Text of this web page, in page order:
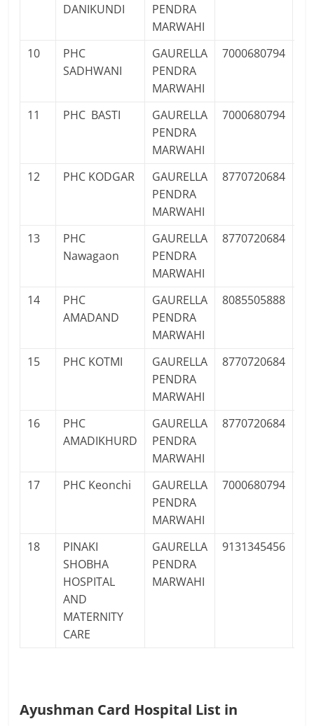
DANIKUNDI
PENDRA
MARWAHI
10
PHC
SADHWANI
GAURELLA
PENDRA
MARWAHI
7000680794
11 PHC BASTI
GAURELLA
PENDRA
MARWAHI
7000680794
12 PHC KODGAR
GAURELLA
PENDRA
MARWAHI
8770720684
13
PHC
Nawagaon
GAURELLA
PENDRA
MARWAHI
8770720684
14
PHC
AMADAND
GAURELLA
PENDRA
MARWAHI
8085505888
15 PHC KOTMI
GAURELLA
PENDRA
MARWAHI
8770720684
16
PHC
AMADIKHURD
GAURELLA
PENDRA
MARWAHI
8770720684
17 PHC Keonchi
GAURELLA
PENDRA
MARWAHI
7000680794
18
PINAKI
SHOBHA
HOSPITAL
AND
MATERNITY
CARE
GAURELLA
PENDRA
MARWAHI
9131345456
Ayushman Card Hospital List in